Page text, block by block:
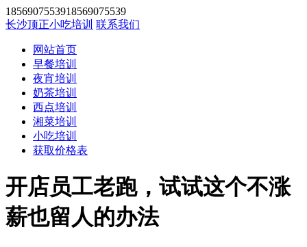
1856907553918569075539
长沙顶正小吃培训 联系我们
网站首页
早餐培训
夜宵培训
奶茶培训
西点培训
湘菜培训
小吃培训
获取价格表
开店员工老跑，试试这个不涨
薪也留人的办法